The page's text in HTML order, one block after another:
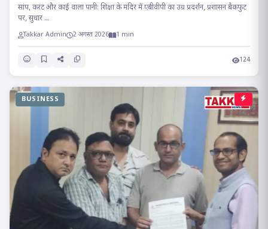
सांप, करंट और काई वाला पानी: शिक्षा के मंदिर में एबीवीपी का उग्र प्रदर्शन, प्रशासन बैकफुट
पर, सुधार ...
Takkar Admin 2 अगस्त 2026 1 min
124
BUSINESS